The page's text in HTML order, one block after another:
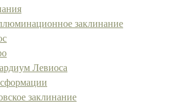
заклинание
Левиоса
заклинание